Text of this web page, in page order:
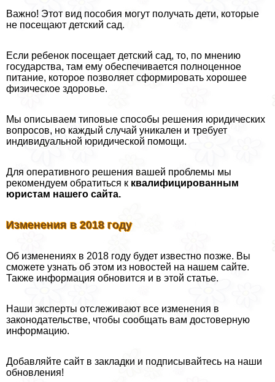
Важно! Этот вид пособия могут получать дети, которые
не посещают детский сад.
Если ребенок посещает детский сад, то, по мнению
государства, там ему обеспечивается полноценное
питание, которое позволяет сформировать хорошее
физическое здоровье.
Мы описываем типовые способы решения юридических
вопросов, но каждый случай уникален и требует
индивидуальной юридической помощи.
Для оперативного решения вашей проблемы мы
рекомендуем обратиться к квалифицированным
юристам нашего сайта.
Изменения в 2018 году
Об изменениях в 2018 году будет известно позже. Вы
сможете узнать об этом из новостей на нашем сайте.
Также информация обновится и в этой статье.
Наши эксперты отслеживают все изменения в
законодательстве, чтобы сообщать вам достоверную
информацию.
Добавляйте сайт в закладки и подписывайтесь на наши
обновления!